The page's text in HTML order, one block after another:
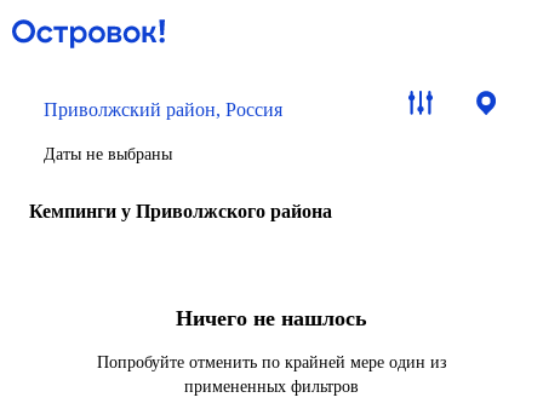
Приволжский район, Россия
Даты не выбраны
Кемпинги у Приволжского района
Ничего не нашлось
Попробуйте отменить по крайней мере один из
примененных фильтров